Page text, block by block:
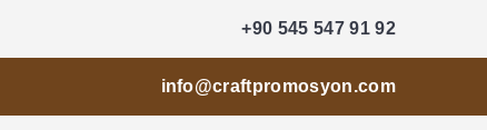
+90 545 547 91 92
info@craftpromosyon.com